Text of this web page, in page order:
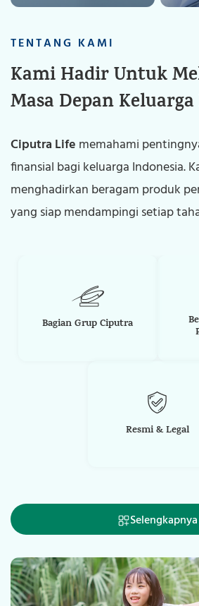
TENTANG KAMI
Kami Hadir Untuk
Masa Depan
Ciputra Life memahami
finansial bagi keluarga Indonesia.
menghadirkan beragam produk
yang siap mendampingi setiap
Bagian Grup Ciputra
Resmi & Legal
Selengkapnya